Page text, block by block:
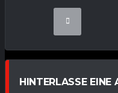
HINTERLASSE EINE